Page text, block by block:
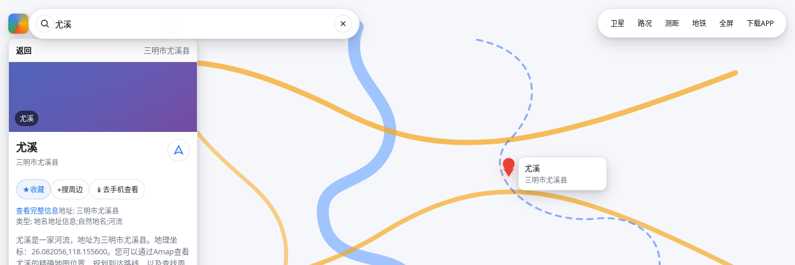
返回 三明市尤溪县
尤溪
尤溪
三明市尤溪县
★收藏 ⌖搜周边 📱 去手机查看
查看完整信息地址: 三明市尤溪县
类型: 地名地址信息;自然地名;河流
尤溪是一家河流，地址为三明市尤溪县。地理坐
标：26.082056,118.155600。您可以通过Amap查看
尤溪
三明市尤溪县
卫星 路况 测距 地铁 全屏 下载APP